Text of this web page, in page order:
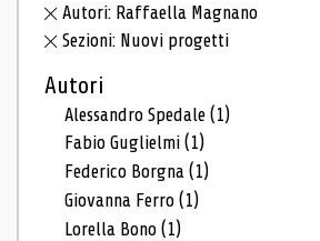
Autori: Raffaella Magnano
Sezioni: Nuovi progetti
Autori
Alessandro Spedale(1)
Fabio Guglielmi(1)
Federico Borgna(1)
Giovanna Ferro(1)
Lorella Bono(1)